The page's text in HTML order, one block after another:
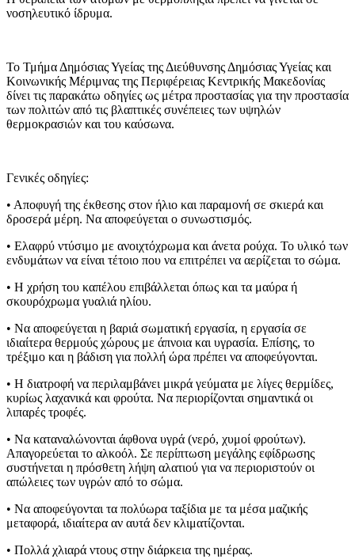
νοσηλευτικό ίδρυμα.
Το Τμήμα Δημόσιας Υγείας της Διεύθυνσης Δημόσιας Υγείας και
Κοινωνικής Μέριμνας της Περιφέρειας Κεντρικής Μακεδονίας
δίνει τις παρακάτω οδηγίες ως μέτρα προστασίας για την προστασία
των πολιτών από τις βλαπτικές συνέπειες των υψηλών
θερμοκρασιών και του καύσωνα.
Γενικές οδηγίες:
• Αποφυγή της έκθεσης στον ήλιο και παραμονή σε σκιερά και
δροσερά μέρη. Να αποφεύγεται ο συνωστισμός.
• Ελαφρύ ντύσιμο με ανοιχτόχρωμα και άνετα ρούχα. Το υλικό των
ενδυμάτων να είναι τέτοιο που να επιτρέπει να αερίζεται το σώμα.
• Η χρήση του καπέλου επιβάλλεται όπως και τα μαύρα ή
σκουρόχρωμα γυαλιά ηλίου.
• Να αποφεύγεται η βαριά σωματική εργασία, η εργασία σε
ιδιαίτερα θερμούς χώρους με άπνοια και υγρασία. Επίσης, το
τρέξιμο και η βάδιση για πολλή ώρα πρέπει να αποφεύγονται.
• Η διατροφή να περιλαμβάνει μικρά γεύματα με λίγες θερμίδες,
κυρίως λαχανικά και φρούτα. Να περιορίζονται σημαντικά οι
λιπαρές τροφές.
• Να καταναλώνονται άφθονα υγρά (νερό, χυμοί φρούτων).
Απαγορεύεται το αλκοόλ. Σε περίπτωση μεγάλης εφίδρωσης
συστήνεται η πρόσθετη λήψη αλατιού για να περιοριστούν οι
απώλειες των υγρών από το σώμα.
• Να αποφεύγονται τα πολύωρα ταξίδια με τα μέσα μαζικής
μεταφορά, ιδιαίτερα αν αυτά δεν κλιματίζονται.
• Πολλά χλιαρά ντους στην διάρκεια της ημέρας.